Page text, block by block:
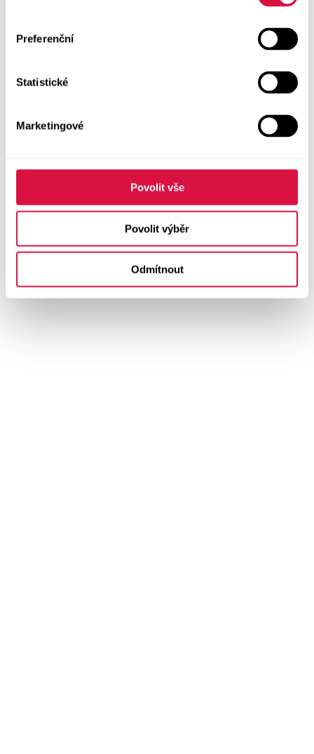
Preferenční
Statistické
Marketingové
Povolit vše
Povolit výběr
Odmítnout